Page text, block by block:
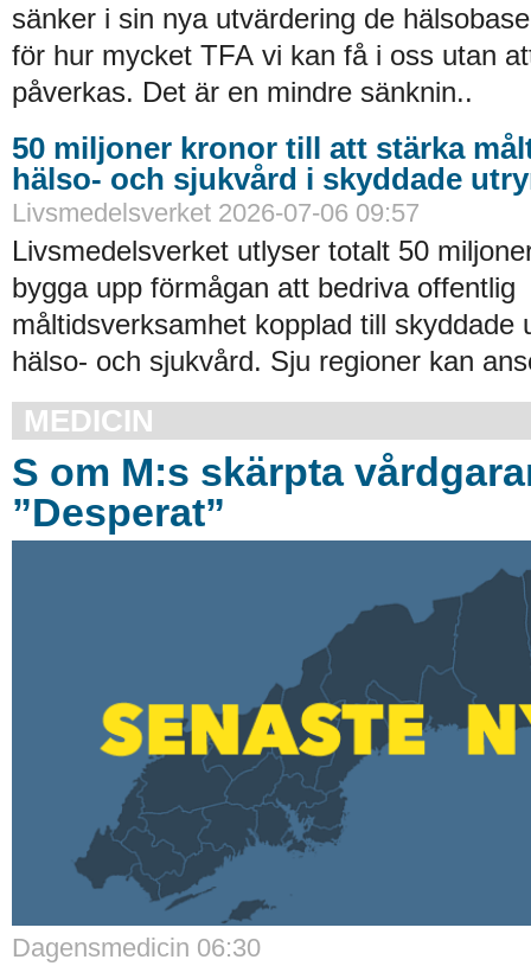
sänker i sin nya utvärdering de
för hur mycket TFA vi kan få i oss utan
påverkas. Det är en mindre sänknin..
50 miljoner kronor till att stärka
hälso- och sjukvård i skyddade
Livsmedelsverket 2026-07-06 09:57
Livsmedelsverket utlyser totalt 50
bygga upp förmågan att bedriva offentlig
måltidsverksamhet kopplad till skyddade
hälso- och sjukvård. Sju regioner kan
MEDICIN
S om M:s skärpta
”Desperat”
Dagensmedicin 06:30